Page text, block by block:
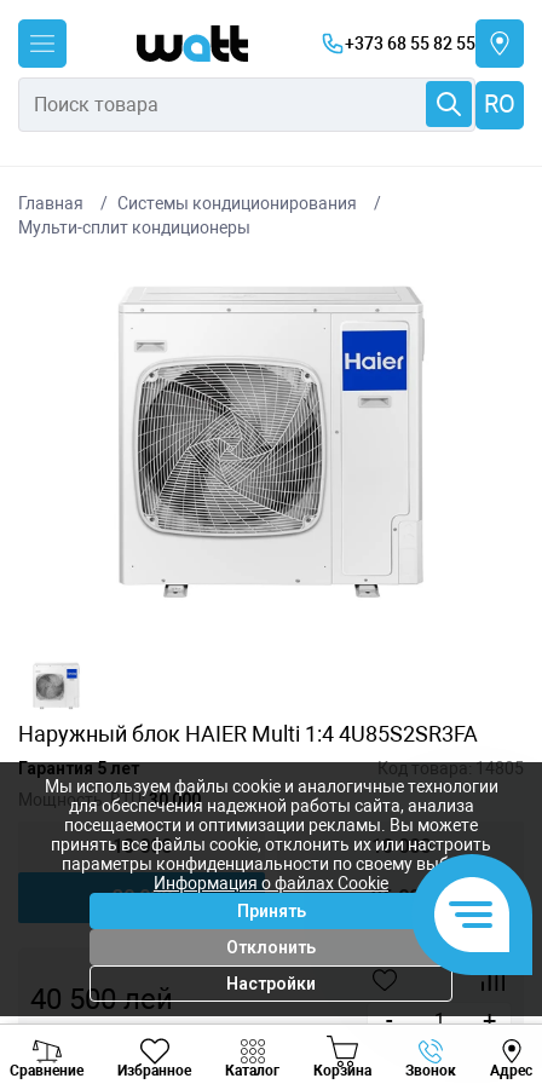
+373 68 55 82 55
RO
Главная
Системы кондиционирования
Мульти-сплит кондиционеры
Наружный блок HAIER Multi 1:4 4U85S2SR3FA
Гарантия 5 лет Код товара:14805
Мощность, BTU:30 000
18 000 18 000
30 000 36 000
40 500лей
- +
Купить в 1 клик
Сравнение Избранное Каталог Корзина Звонок Адрес
Viber Whatsapp
Мы используем файлы cookie и аналогичные технологии
для обеспечения надежной работы сайта, анализа
посещаемости и оптимизации рекламы. Вы можете
принять все файлы cookie, отклонить их или настроить
параметры конфиденциальности по своему выбору.
Информация о файлах Cookie
Принять
Отклонить
Настройки